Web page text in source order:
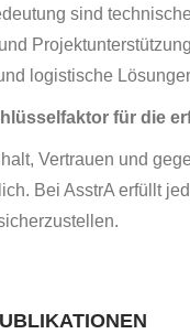
sind
logistische
für die
Vertrauen und
Bei AsstrA erfüllt